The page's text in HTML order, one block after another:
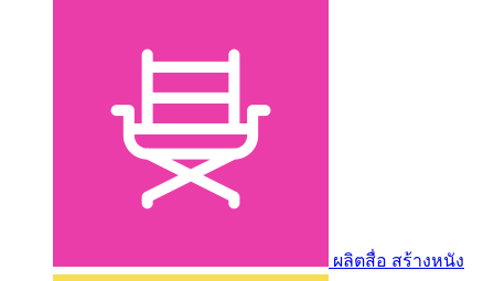
ผลิตสื่อ สร้างหนัง